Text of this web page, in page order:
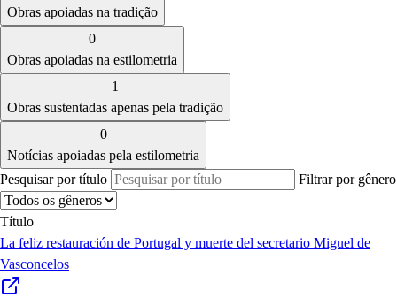
Obras apoiadas na tradição
0
Obras apoiadas na estilometria
1
Obras sustentadas apenas pela tradição
0
Notícias apoiadas pela estilometria
Pesquisar por título
Filtrar por gênero
Título
La feliz restauración de Portugal y muerte del secretario Miguel de
Vasconcelos